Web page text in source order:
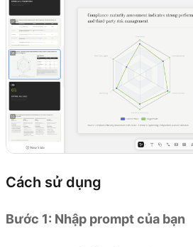
Cách sử dụng
Bước 1: Nhập prompt của bạn